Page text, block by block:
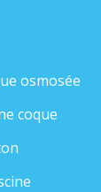
osmosée
coque